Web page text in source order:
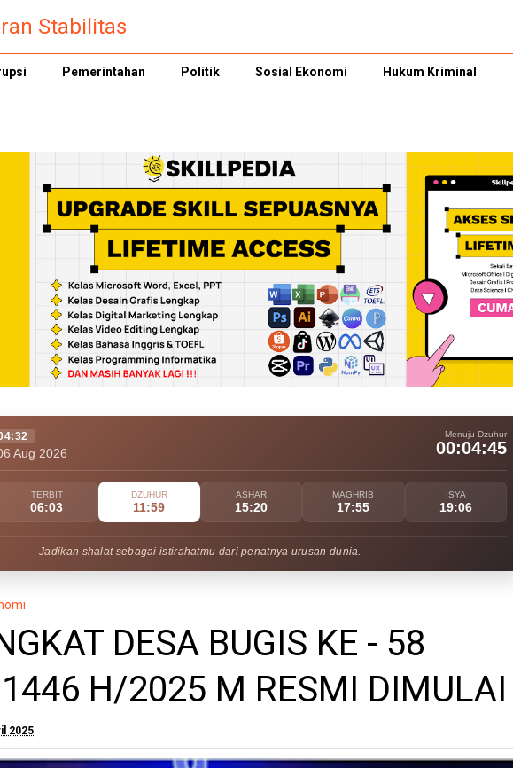
Stabilitas
Pemerintahan Politik Sosial Ekonomi Hukum Kriminal
Aug 2026
Menuju Dzuhur
00:04:43
TERBIT
06:03
DZUHUR
11:59
ASHAR
15:20
MAGHRIB
17:55
ISYA
19:06
Jadikan shalat sebagai istirahatmu dari penatnya urusan dunia.
DESA BUGIS KE - 58
H/2025 M RESMI DIMULAI
2025